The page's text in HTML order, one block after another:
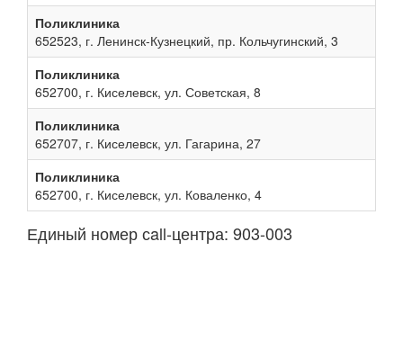
Поликлиника
652523, г. Ленинск-Кузнецкий, пр. Кольчугинский, 3
Поликлиника
652700, г. Киселевск, ул. Советская, 8
Поликлиника
652707, г. Киселевск, ул. Гагарина, 27
Поликлиника
652700, г. Киселевск, ул. Коваленко, 4
Единый номер сall-центра: 903-003